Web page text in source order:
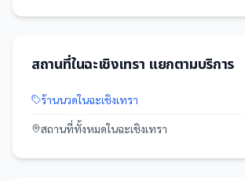
สถานที่ในฉะเชิงเทรา แยกตามบริการ
ร้านนวดในฉะเชิงเทรา
สถานที่ทั้งหมดในฉะเชิงเทรา